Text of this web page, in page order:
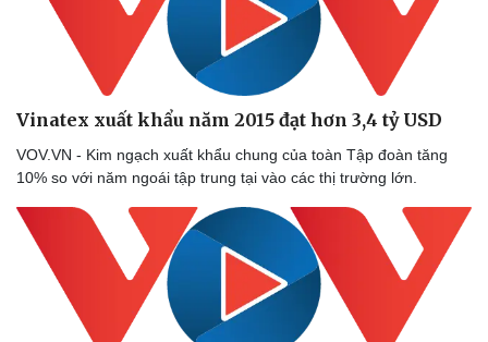
Vinatex xuất khẩu năm 2015 đạt hơn 3,4 tỷ USD
VOV.VN - Kim ngạch xuất khẩu chung của toàn Tập đoàn tăng
10% so với năm ngoái tập trung tại vào các thị trường lớn.